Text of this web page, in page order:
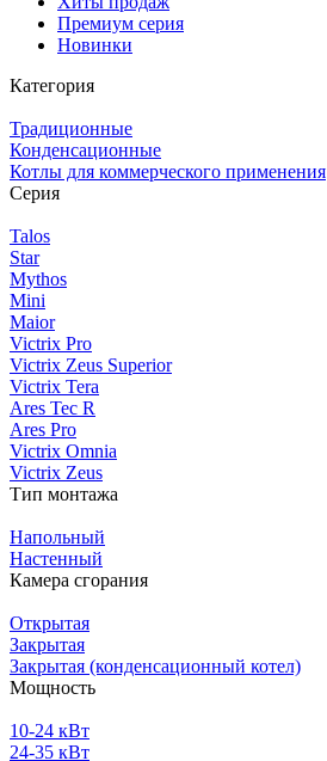
Премиум серия
Новинки
Категория
Традиционные
Конденсационные
Котлы для коммерческого применения
Серия
Talos
Star
Mythos
Mini
Maior
Victrix Pro
Victrix Zeus Superior
Victrix Tera
Ares Tec R
Ares Pro
Victrix Omnia
Victrix Zeus
Тип монтажа
Напольный
Настенный
Камера сгорания
Открытая
Закрытая
Закрытая (конденсационный котел)
Мощность
10-24 кВт
24-35 кВт